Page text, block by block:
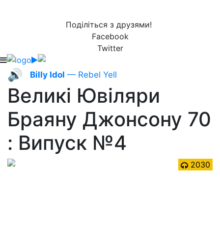
Поділіться з друзями!
Facebook
Twitter
🔊 Billy Idol — Rebel Yell
Великі Ювіляри
Браяну Джонсону 70
: Випуск №4
2030